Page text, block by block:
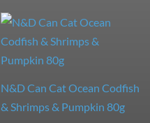
N&D Can Cat Ocean Codfish
& Shrimps & Pumpkin 80g